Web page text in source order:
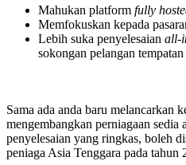
Mahukan platform fully
Memfokuskan kepada
Lebih suka penyelesaian all-
sokongan pelangan
Sama ada anda baru melancarkan
mengembangkan perniagaan sedia
penyelesaian yang ringkas, boleh
peniaga Asia Tenggara pada tahun